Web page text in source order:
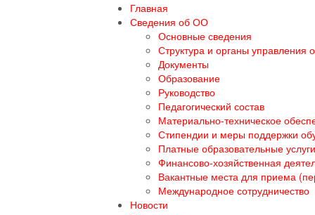
Главная
Сведения об ОО
Основные сведения
Структура и органы управления
Документы
Образование
Руководство
Педагогический состав
Материально-техническое
Стипендии и меры поддержки
Платные образовательные услуги
Финансово-хозяйственная
Вакантные места для приема
Международное сотрудничество
Новости